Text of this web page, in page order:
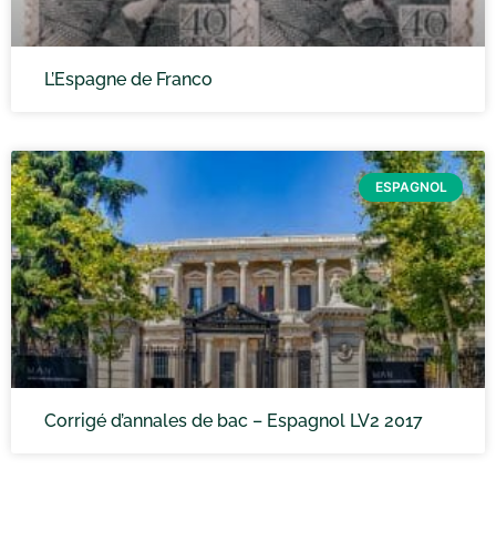
L’Espagne de Franco
ESPAGNOL
Corrigé d’annales de bac – Espagnol LV2 2017